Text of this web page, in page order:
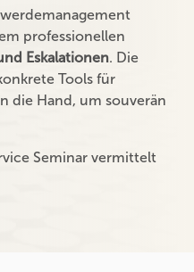
professionellen
Eskalationen. Die
Tools für
die Hand, um souverän
Seminar vermittelt